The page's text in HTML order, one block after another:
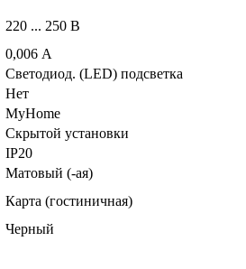
220 ... 250 В
0,006 А
Светодиод. (LED) подсветка
Нет
MyHome
Скрытой установки
IP20
Матовый (-ая)
Карта (гостиничная)
Черный